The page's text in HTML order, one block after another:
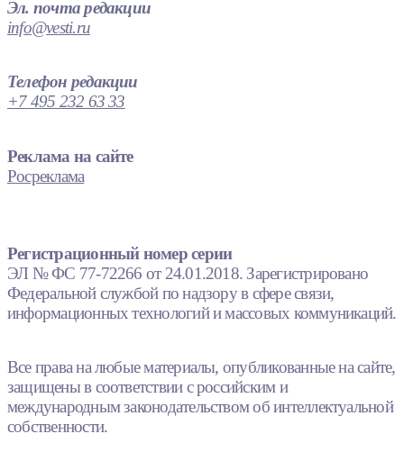
Эл. почта редакции
info@vesti.ru
Телефон редакции
+7 495 232 63 33
Реклама на сайте
Росреклама
Регистрационный номер серии
ЭЛ № ФС 77-72266 от 24.01.2018. Зарегистрировано
Федеральной службой по надзору в сфере связи,
информационных технологий и массовых коммуникаций.
Все права на любые материалы, опубликованные на сайте,
защищены в соответствии с российским и
международным законодательством об интеллектуальной
собственности.